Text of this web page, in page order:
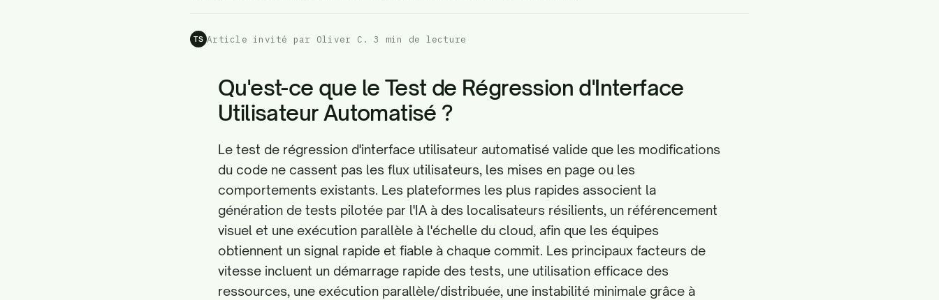
TS Article invité par Oliver C. ·3 min de lecture
Qu'est-ce que le Test de Régression d'Interface
Utilisateur Automatisé ?
Le test de régression d'interface utilisateur automatisé valide que les modifications
du code ne cassent pas les flux utilisateurs, les mises en page ou les
comportements existants. Les plateformes les plus rapides associent la
génération de tests pilotée par l'IA à des localisateurs résilients, un référencement
visuel et une exécution parallèle à l'échelle du cloud, afin que les équipes
obtiennent un signal rapide et fiable à chaque commit. Les principaux facteurs de
vitesse incluent un démarrage rapide des tests, une utilisation efficace des
ressources, une exécution parallèle/distribuée, une instabilité minimale grâce à